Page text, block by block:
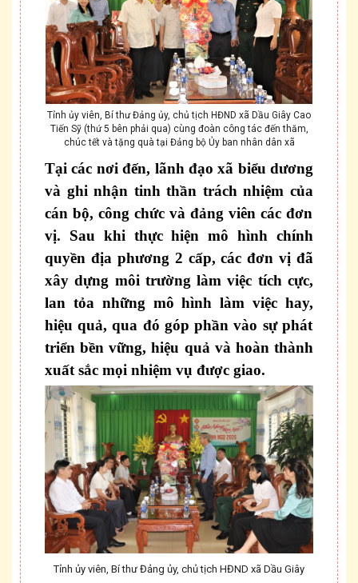
Tỉnh ủy viên, Bí thư Đảng ủy, chủ tịch HĐND xã Dầu Giây Cao
Tiến Sỹ (thứ 5 bên phải qua) cùng đoàn công tác đến thăm,
chúc tết và tặng quà tại Đảng bộ Ủy ban nhân dân xã
Tại các nơi đến, lãnh đạo xã biểu dương
và ghi nhận tinh thần trách nhiệm của
cán bộ, công chức và đảng viên các đơn
vị. Sau khi thực hiện mô hình chính
quyền địa phương 2 cấp, các đơn vị đã
xây dựng môi trường làm việc tích cực,
lan tỏa những mô hình làm việc hay,
hiệu quả,qua đó góp phần vào sự phát
triển bền vững, hiệu quả và hoàn thành
xuất sắc mọi nhiệm vụ được giao.
Tỉnh ủy viên, Bí thư Đảng ủy, chủ tịch HĐND xã Dầu Giây